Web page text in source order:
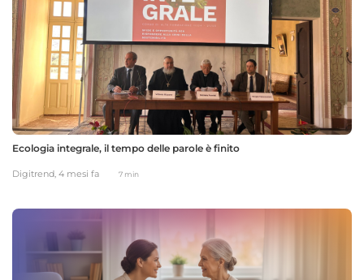
Ecologia integrale, il tempo delle parole è finito
Digitrend, 4 mesi fa 7 min